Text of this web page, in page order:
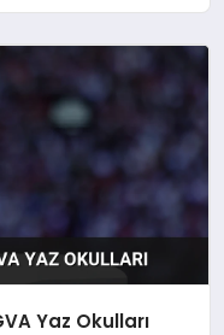
Yaz Okulları